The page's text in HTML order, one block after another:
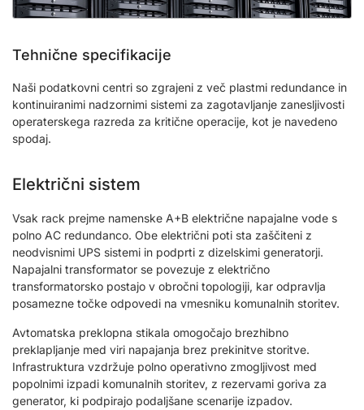
Tehnične specifikacije
Naši podatkovni centri so zgrajeni z več plastmi redundance in
kontinuiranimi nadzornimi sistemi za zagotavljanje zanesljivosti
operaterskega razreda za kritične operacije, kot je navedeno
spodaj.
Električni sistem
Vsak rack prejme namenske A+B električne napajalne vode s
polno AC redundanco. Obe električni poti sta zaščiteni z
neodvisnimi UPS sistemi in podprti z dizelskimi generatorji.
Napajalni transformator se povezuje z električno
transformatorsko postajo v obročni topologiji, kar odpravlja
posamezne točke odpovedi na vmesniku komunalnih storitev.
Avtomatska preklopna stikala omogočajo brezhibno
preklapljanje med viri napajanja brez prekinitve storitve.
Infrastruktura vzdržuje polno operativno zmogljivost med
popolnimi izpadi komunalnih storitev, z rezervami goriva za
generator, ki podpirajo podaljšane scenarije izpadov.